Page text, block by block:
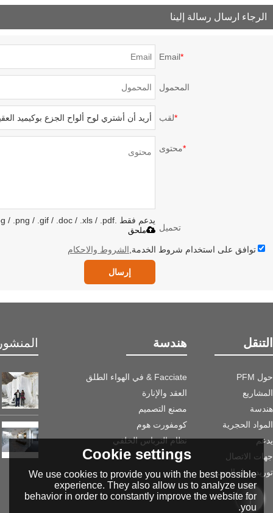
الرجاء ارسال رسالة إلينا
*
Email
المحمول
*لقب
*محتوى
تحميل
يدعم فقط .rar / .zip / .jpg / .png / .gif / .doc / .xls / .pdf ، بحد أقصى 20 ميجا
ملحق
توافق على استخدام شروط الخدمة, الشروط والاحكام
إرسال
التنقل
حول PFM
المشاريع
هندسة
المواد الحجرية
يدعم
جهات الاتصال
توريد مواد الحجر
هندسة
Facciate & في الهواء الطلق
العقد والإنارة
مصنع التصميم
كومفورت هوم
نظام الترباس الخلفي
جانب الماء
Cookie settings
We use cookies to provide you with the best possible
experience. They also allow us to analyze user
behavior in order to constantly improve the website for
you.